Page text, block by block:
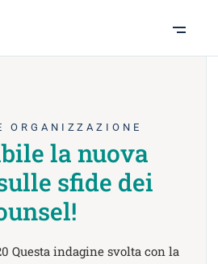
ORGANIZZAZIONE
la nuova
sfide dei
Questa indagine svolta con la